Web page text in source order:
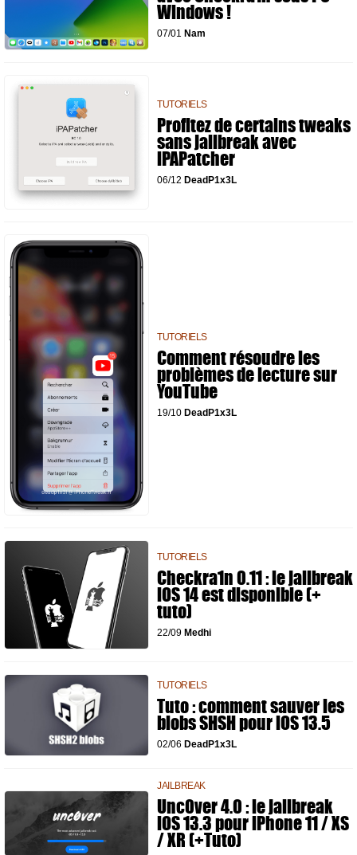
Windows !
07/01 Nam
TUTORIELS
Profitez de certains tweaks
sans jailbreak avec
iPAPatcher
06/12 DeadP1x3L
TUTORIELS
Comment résoudre les
problèmes de lecture sur
YouTube
19/10 DeadP1x3L
TUTORIELS
Checkra1n 0.11 : le jailbreak
iOS 14 est disponible (+
tuto)
22/09 Medhi
TUTORIELS
Tuto : comment sauver les
blobs SHSH pour iOS 13.5
02/06 DeadP1x3L
JAILBREAK
Unc0ver 4.0 : le jailbreak
iOS 13.3 pour iPhone 11 / XS
/ XR (+Tuto)